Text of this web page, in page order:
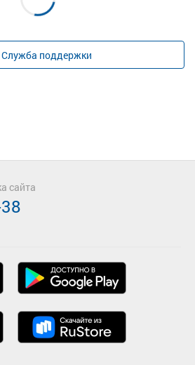
Служба поддержки
сайта